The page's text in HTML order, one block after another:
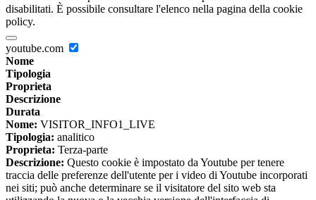
disabilitati. È possibile consultare l'elenco nella pagina della cookie
policy.
youtube.com
Nome
Tipologia
Proprieta
Descrizione
Durata
Nome: VISITOR_INFO1_LIVE
Tipologia: analitico
Proprieta: Terza-parte
Descrizione: Questo cookie è impostato da Youtube per tenere
traccia delle preferenze dell'utente per i video di Youtube incorporati
nei siti; può anche determinare se il visitatore del sito web sta